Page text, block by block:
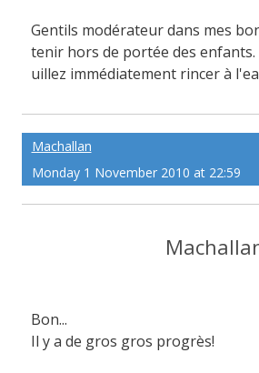
Gentils modérateur dans mes
tenir hors de portée des enfants.
uillez immédiatement rincer à
Machallan
Monday 1 November 2010 at 22:59
Bon...
Il y a de gros gros progrès!